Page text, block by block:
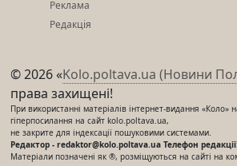
Реклама
Редакція
© 2026 «Kolo.poltava.ua (Новини
права захищені!
При використанні матеріалів інтернет-видання «Коло»
гіперпосилання на сайт kolo.poltava.ua,
не закрите для індексації пошуковими системами.
Редактор - redaktor@kolo.poltava.ua Телефон
Матеріали позначені як ®, розміщуються на сайті на